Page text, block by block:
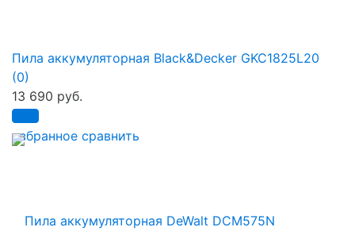
избранное сравнить
Пила аккумуляторная Black&Decker GKC1825L20
(0)
13 690 руб.